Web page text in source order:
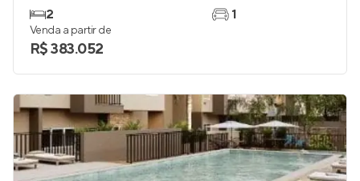
2
1
Venda a partir de
R$ 383.052